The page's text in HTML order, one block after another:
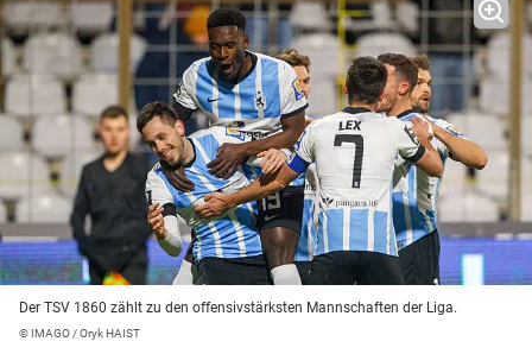
Der TSV 1860 zählt zu den offensivstärksten Mannschaften der Liga.
© IMAGO / Oryk HAIST